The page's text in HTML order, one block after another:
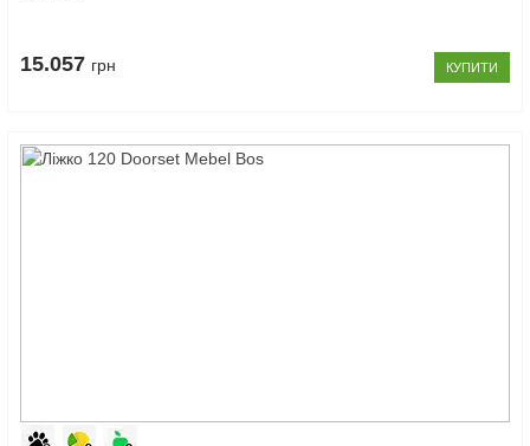
15.057 грн КУПИТИ